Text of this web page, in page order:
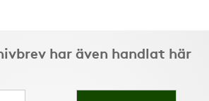
har även handlat här